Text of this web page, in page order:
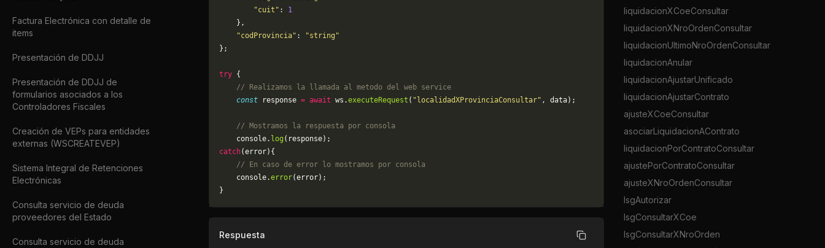
Factura Electrónica con detalle de
items
Presentación de DDJJ
Presentación de DDJJ de
formularios asociados a los
Controladores Fiscales
Creación de VEPs para entidades
externas (WSCREATEVEP)
Sistema Integral de Retenciones
Electrónicas
Consulta servicio de deuda
proveedores del Estado
Consulta servicio de deuda
        "cuit"
: 1
    },
    "codProvincia"
:
"string"
};
try {
    // Realizamos la llamada al metodo del web service
    const
response = await ws.executeRequest ( "localidadXProvinciaConsultar" , data);
    // Mostramos la respuesta por consola
    console.
log (response);
catch(error){
    // En caso de error lo mostramos por consola
	console.
error(error);
}
Respuesta Copiar
liquidacionXCoeConsultar
liquidacionXNroOrdenConsultar
liquidacionUltimoNroOrdenConsultar
liquidacionAnular
liquidacionAjustarUnificado
liquidacionAjustarContrato
ajusteXCoeConsultar
asociarLiquidacionAContrato
liquidacionPorContratoConsultar
ajustePorContratoConsultar
ajusteXNroOrdenConsultar
lsgAutorizar
lsgConsultarXCoe
lsgConsultarXNroOrden